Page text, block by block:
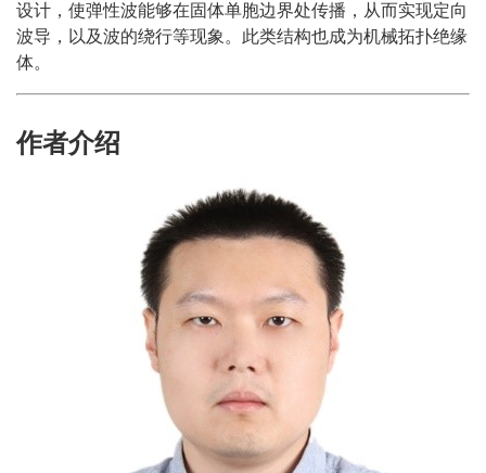
设计，使弹性波能够在固体单胞边界处传播，从而实现定向
波导，以及波的绕行等现象。此类结构也成为机械拓扑绝缘
体。
作者介绍